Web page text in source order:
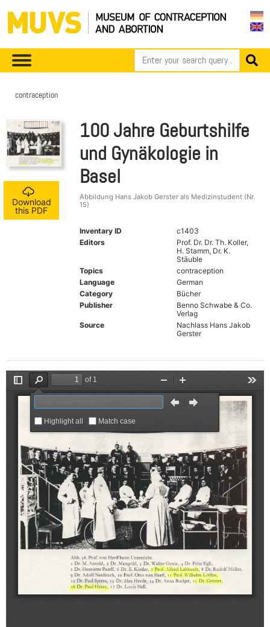
contraception
Download
this PDF
100 Jahre Geburtshilfe
und Gynäkologie in
Basel
Abbildung Hans Jakob Gerster als Medizinstudent (Nr.
15)
Inventary ID
c1403
Editors
Prof. Dr. Dr. Th. Koller,
H. Stamm, Dr. K.
Stäuble
Topics
contraception
Language
German
Category
Bücher
Publisher
Benno Schwabe & Co.
Verlag
Source
Nachlass Hans Jakob
Gerster